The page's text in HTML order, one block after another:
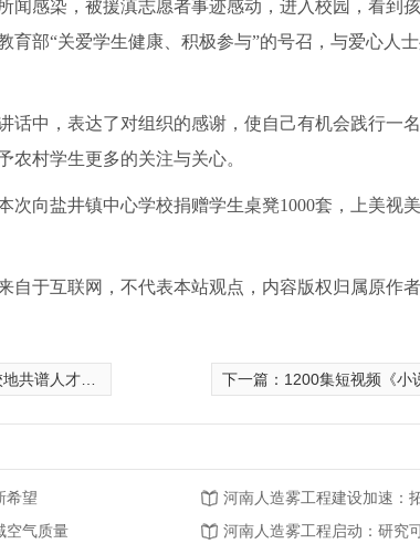
闻感染，被援滇志愿者事迹感动，进入校园，看到
育部“关爱学生健康、积极参与”的号召，与爱心人
话中，表达了对组织的感谢，使自己有机会践行一
农村学生更多的关注与关心。
次向盐井镇中心学校捐赠学生桌凳1000套，上美视
自于互联网，不代表本站观点，内容版权归属原作
才培养协奏曲 下一篇： 1200集短视频《小说
希望
河南人造雾工程建设加速：
空气质量
河南人造雾工程启动：研究